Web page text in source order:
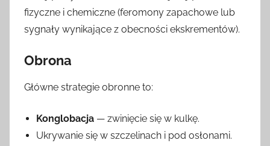
fizyczne i chemiczne (feromony zapachowe lub
sygnały wynikające z obecności ekskrementów).
Obrona
Główne strategie obronne to:
Konglobacja — zwinięcie się w kulkę.
Ukrywanie się w szczelinach i pod osłonami.